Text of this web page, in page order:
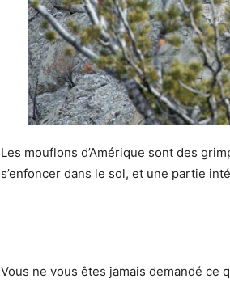
Les mouflons d’Amérique sont des
s’enfoncer dans le sol, et une partie
Vous ne vous êtes jamais demandé ce